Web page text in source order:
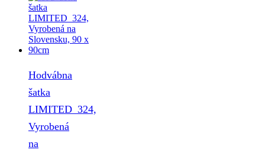
Hodvábna
šatka
LIMITED_324,
Vyrobená
na